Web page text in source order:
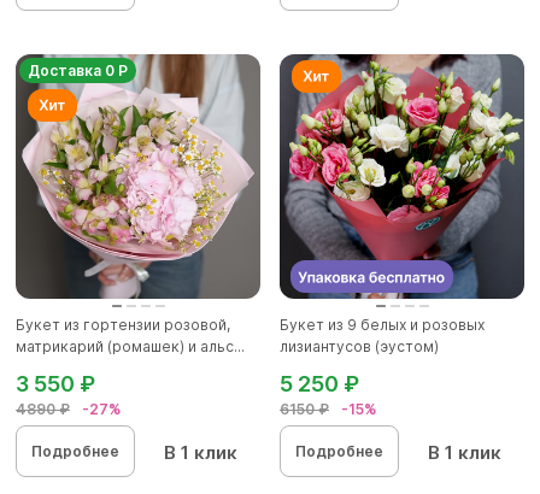
Доставка 0 Р
Букет из гортензии розовой,
матрикарий (ромашек) и альс...
4890 ₽ -27%
3 550 ₽
Подробнее В 1 клик
Букет из 9 белых и розовых
лизиантусов (эустом)
6150 ₽ -15%
5 250 ₽
Подробнее В 1 клик